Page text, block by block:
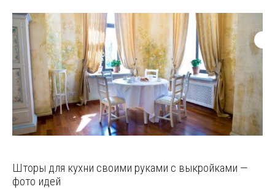
Шторы для кухни своими руками с выкройками —
фото идей